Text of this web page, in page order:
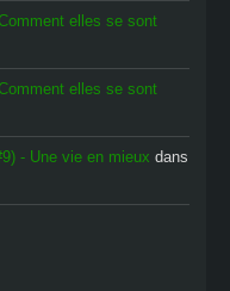
elles se sont
elles se sont
- Une vie en mieux dans